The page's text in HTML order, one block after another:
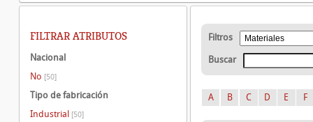
Filtros
Buscar
A B C D E F
FILTRAR ATRIBUTOS
Nacional
No [50]
Tipo de fabricación
Industrial [50]